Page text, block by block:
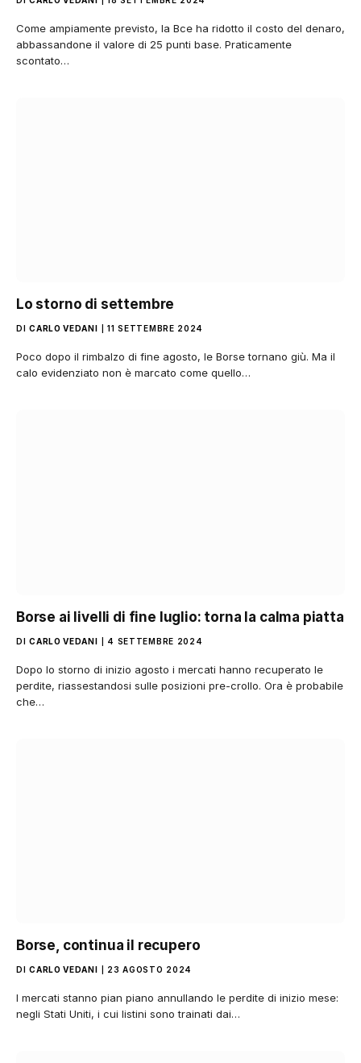
Come ampiamente previsto, la Bce ha ridotto il costo del denaro,
abbassandone il valore di 25 punti base. Praticamente
scontato…
Lo storno di settembre
DI CARLO VEDANI 11 SETTEMBRE 2024
Poco dopo il rimbalzo di fine agosto, le Borse tornano giù. Ma il
calo evidenziato non è marcato come quello…
Borse ai livelli di fine luglio: torna la calma piatta
DI CARLO VEDANI 4 SETTEMBRE 2024
Dopo lo storno di inizio agosto i mercati hanno recuperato le
perdite, riassestandosi sulle posizioni pre-crollo. Ora è probabile
che…
Borse, continua il recupero
DI CARLO VEDANI 23 AGOSTO 2024
I mercati stanno pian piano annullando le perdite di inizio mese:
negli Stati Uniti, i cui listini sono trainati dai…